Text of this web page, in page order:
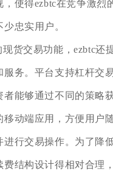
，使得ezbtc在竞争激烈
忠实用户。
现货交易功能，ezbtc还
务。平台支持杠杆交
者能够通过不同的策略
移动端应用，方便用户
进行交易操作。为了降
费结构设计得相对合理